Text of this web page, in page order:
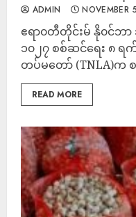
ADMIN NOVEMBER
ဧရာ၀တီတိုင်းမ် ‌နို၀င်
၁၀၂၇ စစ်ဆင်ရေး ၈
တပ်မတော် (TNLA)က
READ MORE